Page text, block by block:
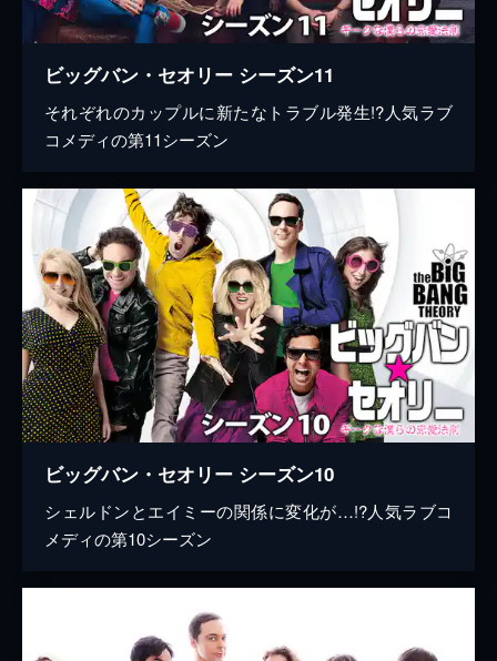
ビッグバン・セオリー シーズン11
それぞれのカップルに新たなトラブル発生!?人気ラブ
コメディの第11シーズン
ビッグバン・セオリー シーズン10
シェルドンとエイミーの関係に変化が…!?人気ラブコ
メディの第10シーズン